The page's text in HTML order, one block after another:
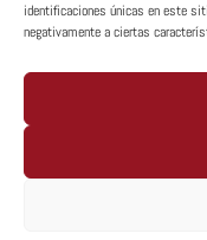
identificaciones únicas en este
negativamente a ciertas